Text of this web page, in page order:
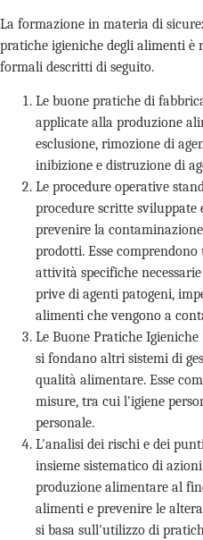
La formazione in materia di
pratiche igieniche degli alimenti è
formali descritti di seguito.
Le buone pratiche di
applicate alla produzione
esclusione, rimozione di
inibizione e distruzione di
Le procedure operative
procedure scritte
prevenire la
prodotti. Esse
attività specifiche
prive di agenti patogeni,
alimenti che vengono a
Le Buone Pratiche
si fondano altri sistemi di
qualità alimentare. Esse
misure, tra cui l'igiene
personale.
L'analisi dei rischi e dei
insieme sistematico di
produzione alimentare al
alimenti e prevenire le
si basa sull'utilizzo di